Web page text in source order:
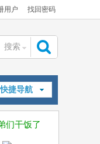
用户 找回密码
搜索
索
快捷导航
们干饭了